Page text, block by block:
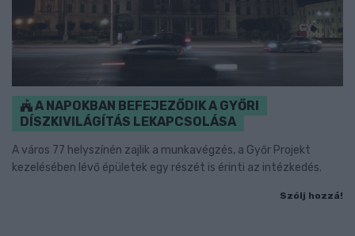
A NAPOKBAN BEFEJEZŐDIK A GYŐRI
DÍSZKIVILÁGÍTÁS LEKAPCSOLÁSA
A város 77 helyszínén zajlik a munkavégzés, a Győr Projekt
kezelésében lévő épületek egy részét is érinti az intézkedés.
Szólj hozzá!